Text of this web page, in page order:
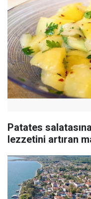
Patates
lezzetini artıran